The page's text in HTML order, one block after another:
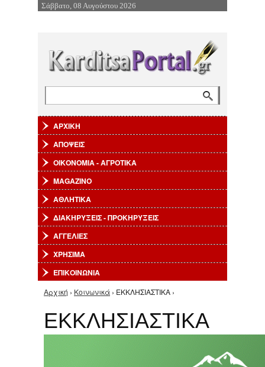
Επιστροφή στην Πλοήγηση
Σάββατο, 08 Αυγούστου 2026
ΑΡΧΙΚΗ
ΑΠΟΨΕΙΣ
ΟΙΚΟΝΟΜΙΑ - ΑΓΡΟΤΙΚΑ
MAGAZINO
ΑΘΛΗΤΙΚΑ
ΔΙΑΚΗΡΥΞΕΙΣ - ΠΡΟΚΗΡΥΞΕΙΣ
ΑΓΓΕΛΙΕΣ
ΧΡΗΣΙΜΑ
ΕΠΙΚΟΙΝΩΝΙΑ
Είστε εδώ
Αρχική › Κοινωνικά › ΕΚΚΛΗΣΙΑΣΤΙΚΑ ›
ΕΚΚΛΗΣΙΑΣΤΙΚΑ